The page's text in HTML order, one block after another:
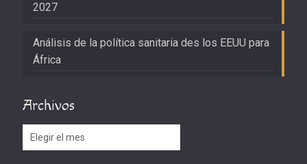
2027
Análisis de la política sanitaria des los EEUU para
África
Archivos
Archivos